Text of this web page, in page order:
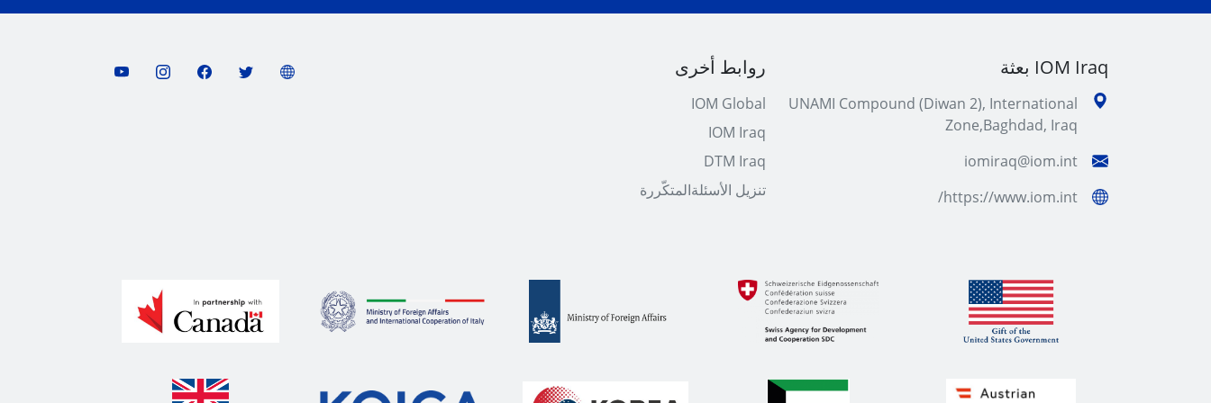
IOM Iraq بعثة
UNAMI Compound (Diwan 2), International
Zone,Baghdad, Iraq
iomiraq@iom.int
https://www.iom.int/
روابط أخرى
IOM Global
IOM Iraq
DTM Iraq
تنزیل الأسئلةالمتكّررة